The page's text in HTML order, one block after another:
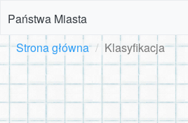
Państwa Miasta
Strona główna Klasyfikacja